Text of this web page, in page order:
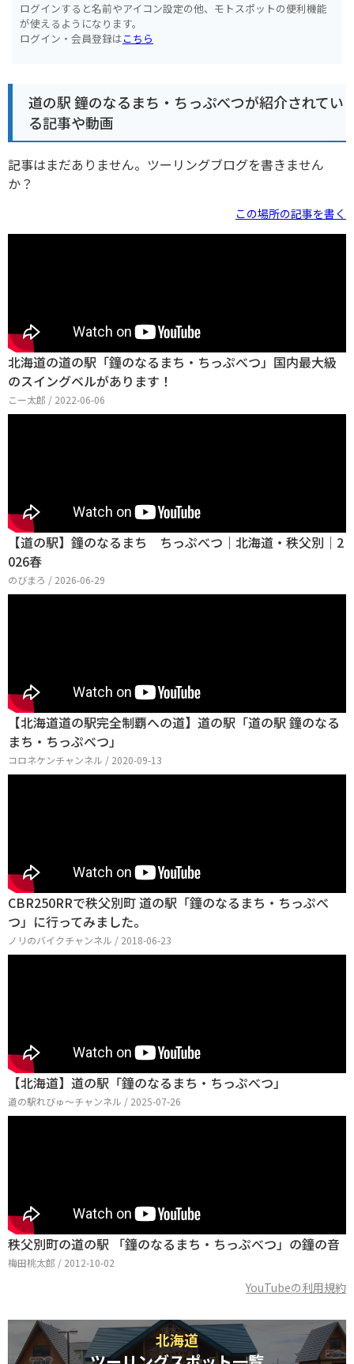
ログインすると名前やアイコン設定の他、モトスポットの便利機能
が使えるようになります。
ログイン・会員登録はこちら
道の駅 鐘のなるまち・ちっぷべつが紹介されてい
る記事や動画
記事はまだありません。ツーリングブログを書きません
か？
この場所の記事を書く
北海道の道の駅「鐘のなるまち・ちっぷべつ」国内最大級
のスイングベルがあります！
こー太郎 / 2022-06-06
【道の駅】鐘のなるまち ちっぷべつ｜北海道・秩父別｜2
026春
のびまろ / 2026-06-29
【北海道道の駅完全制覇への道】道の駅「道の駅 鐘のなる
まち・ちっぷべつ」
コロネケンチャンネル / 2020-09-13
CBR250RRで秩父別町 道の駅「鐘のなるまち・ちっぷべ
つ」に行ってみました。
ノリのバイクチャンネル / 2018-06-23
【北海道】道の駅「鐘のなるまち・ちっぷべつ」
道の駅れびゅ〜チャンネル / 2025-07-26
秩父別町の道の駅 「鐘のなるまち・ちっぷべつ」の鐘の音
梅田桃太郎 / 2012-10-02
YouTubeの利用規約
北海道